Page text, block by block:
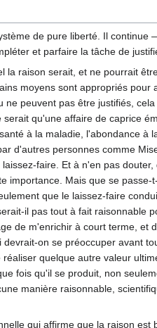
de pure liberté. Il continue
et parfaire la tâche de
raison serait, et ne pourrait
moyens sont appropriés pour
peuvent pas être justifiés,
qu'une affaire de caprice
à la maladie, l'abondance à
d'autres personnes comme
faire. Et à n'en pas
Mais que se passe-
que le laissez-faire
il pas tout à fait raisonnable
de m'enrichir à court terme, et
on se préoccuper avant
quelque autre valeur
fois qu'il se produit, non
manière raisonnable,
qui affirme que la raison est